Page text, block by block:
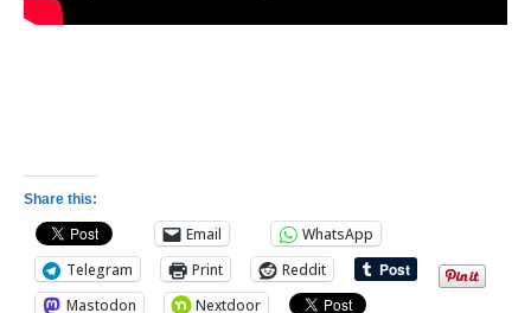
Share this:
Email
WhatsApp
Telegram
Print
Reddit
Mastodon
Nextdoor